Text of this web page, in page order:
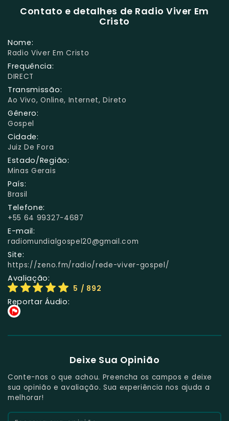
Contato e detalhes de Radio Viver Em
Cristo
Nome:
Radio Viver Em Cristo
Frequência:
DIRECT
Transmissão:
Ao Vivo, Online, Internet, Direto
Gênero:
Gospel
Cidade:
Juiz De Fora
Estado/Região:
Minas Gerais
País:
Brasil
Telefone:
+55 64 99327-4687
E-mail:
radiomundialgospel20@gmail.com
Site:
https://zeno.fm/radio/rede-viver-gospel/
Avaliação:
5 / 892
Reportar Áudio:
Deixe Sua Opinião
Conte-nos o que achou. Preencha os campos e deixe
sua opinião e avaliação. Sua experiência nos ajuda a
melhorar!